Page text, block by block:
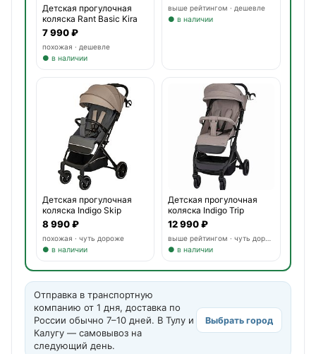
Детская прогулочная
коляска Rant Basic Kira
7 990 ₽
похожая · дешевле
● в наличии
выше рейтингом · дешевле
● в наличии
Детская прогулочная
коляска Indigo Skip
8 990 ₽
похожая · чуть дороже
● в наличии
Детская прогулочная
коляска Indigo Trip
12 990 ₽
● в наличии
Отправка в транспортную
компанию от 1 дня, доставка по
России обычно 7–10 дней. В Тулу и
Калугу — самовывоз на
следующий день.
Выбрать город